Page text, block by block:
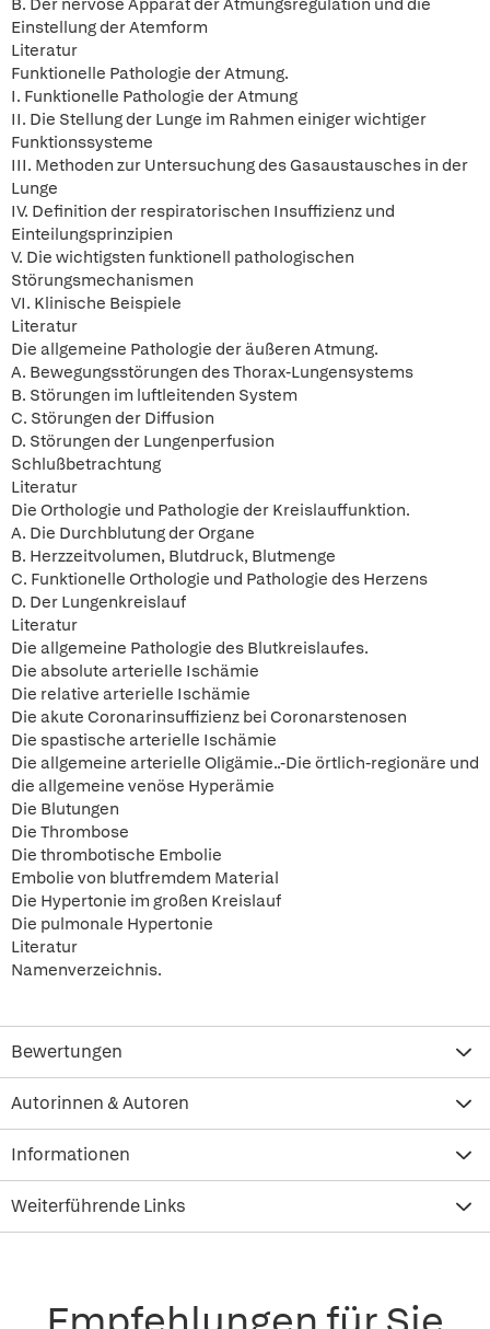
B. Der nervöse Apparat der Atmungsregulation und die
Einstellung der Atemform
Literatur
Funktionelle Pathologie der Atmung.
I. Funktionelle Pathologie der Atmung
II. Die Stellung der Lunge im Rahmen einiger wichtiger
Funktionssysteme
III. Methoden zur Untersuchung des Gasaustausches in der
Lunge
IV. Definition der respiratorischen Insuffizienz und
Einteilungsprinzipien
V. Die wichtigsten funktionell pathologischen
Störungsmechanismen
VI. Klinische Beispiele
Literatur
Die allgemeine Pathologie der äußeren Atmung.
A. Bewegungsstörungen des Thorax-Lungensystems
B. Störungen im luftleitenden System
C. Störungen der Diffusion
D. Störungen der Lungenperfusion
Schlußbetrachtung
Literatur
Die Orthologie und Pathologie der Kreislauffunktion.
A. Die Durchblutung der Organe
B. Herzzeitvolumen, Blutdruck, Blutmenge
C. Funktionelle Orthologie und Pathologie des Herzens
D. Der Lungenkreislauf
Literatur
Die allgemeine Pathologie des Blutkreislaufes.
Die absolute arterielle Ischämie
Die relative arterielle Ischämie
Die akute Coronarinsuffizienz bei Coronarstenosen
Die spastische arterielle Ischämie
Die allgemeine arterielle Oligämie..-Die örtlich-regionäre und
die allgemeine venöse Hyperämie
Die Blutungen
Die Thrombose
Die thrombotische Embolie
Embolie von blutfremdem Material
Die Hypertonie im großen Kreislauf
Die pulmonale Hypertonie
Literatur
Namenverzeichnis.
Bewertungen
Autorinnen & Autoren
Informationen
Weiterführende Links